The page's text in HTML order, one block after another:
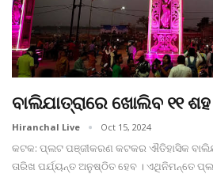
ବାଲିଯାତ୍ରାରେ ଖୋଲିବ ୧୧
Hiranchal Live Oct 15, 2024
କଟକ: ପ୍ଲଟ ପଞ୍ଜୀକରଣ କଟକର ଐତିହାସିକ
ତାରିଖ ପର୍ଯ୍ୟନ୍ତ ଅନୁଷ୍ଠିତ ହେବ । ଏଥିନିମନ୍ତେ